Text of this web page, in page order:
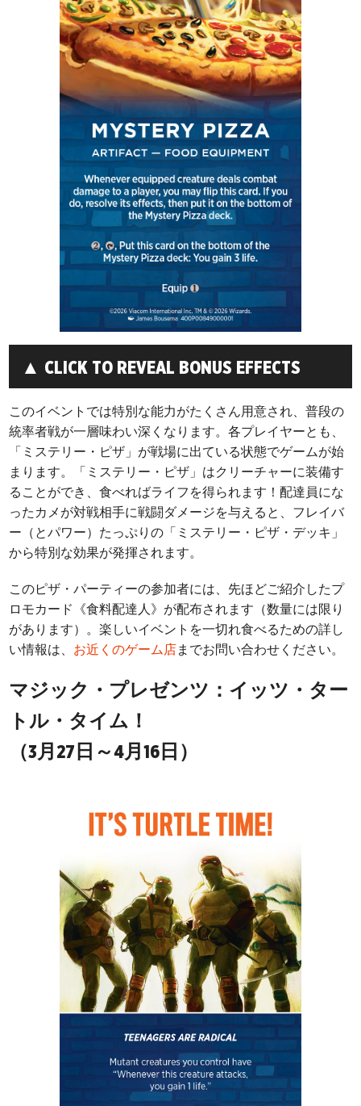
▲ CLICK TO REVEAL BONUS EFFECTS
このイベントでは特別な能力がたくさん用意され、普段の
統率者戦が一層味わい深くなります。各プレイヤーとも、
「ミステリー・ピザ」が戦場に出ている状態でゲームが始
まります。「ミステリー・ピザ」はクリーチャーに装備す
ることができ、食べればライフを得られます！配達員にな
ったカメが対戦相手に戦闘ダメージを与えると、フレイバ
ー（とパワー）たっぷりの「ミステリー・ピザ・デッキ」
から特別な効果が発揮されます。
このピザ・パーティーの参加者には、先ほどご紹介したプ
ロモカード《食料配達人》が配布されます（数量には限り
があります）。楽しいイベントを一切れ食べるための詳し
い情報は、 お近くのゲーム店までお問い合わせください。
マジック・プレゼンツ：イッツ・ター
トル・タイム！
（3月27日～4月16日）